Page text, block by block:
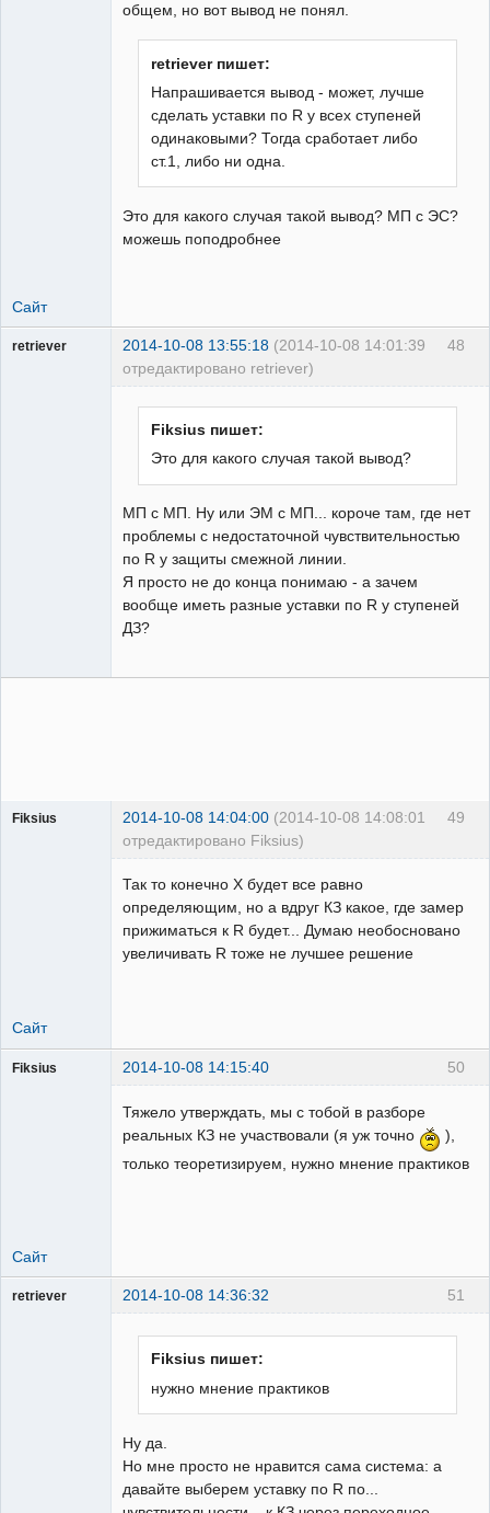
общем, но вот вывод не понял.
retriever пишет:
Напрашивается вывод - может, лучше
сделать уставки по R у всех ступеней
одинаковыми? Тогда сработает либо
ст.1, либо ни одна.
Это для какого случая такой вывод? МП с ЭС?
можешь поподробнее
Сайт
48
retriever 2014-10-08 13:55:18 (2014-10-08 14:01:39
отредактировано retriever)
Fiksius пишет:
Это для какого случая такой вывод?
МП с МП. Ну или ЭМ с МП... короче там, где нет
проблемы с недостаточной чувствительностью
по R у защиты смежной линии.
Я просто не до конца понимаю - а зачем
вообще иметь разные уставки по R у ступеней
ДЗ?
49
Fiksius 2014-10-08 14:04:00 (2014-10-08 14:08:01
отредактировано Fiksius)
Так то конечно Х будет все равно
определяющим, но а вдруг КЗ какое, где замер
прижиматься к R будет... Думаю необосновано
увеличивать R тоже не лучшее решение
Сайт
50
Fiksius 2014-10-08 14:15:40
Тяжело утверждать, мы с тобой в разборе
реальных КЗ не участвовали (я уж точно
),
только теоретизируем, нужно мнение практиков
Сайт
51
retriever 2014-10-08 14:36:32
Fiksius пишет:
нужно мнение практиков
Ну да.
Но мне просто не нравится сама система: а
давайте выберем уставку по R по...